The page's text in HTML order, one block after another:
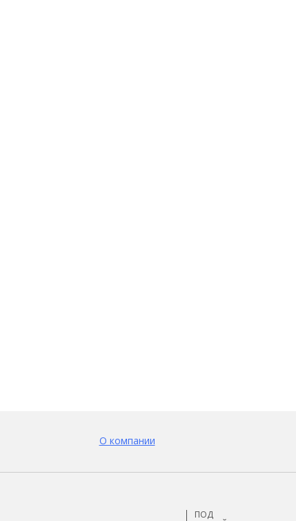
О компании
ПОД